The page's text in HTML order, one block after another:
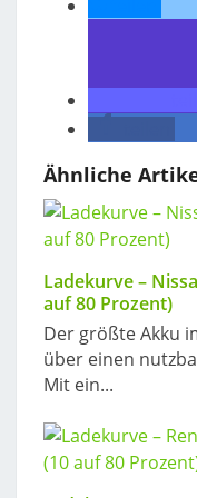
Ähnliche
Ladekurve –
auf 80 Prozent)
Der größte Akku
über einen
Mit ein...